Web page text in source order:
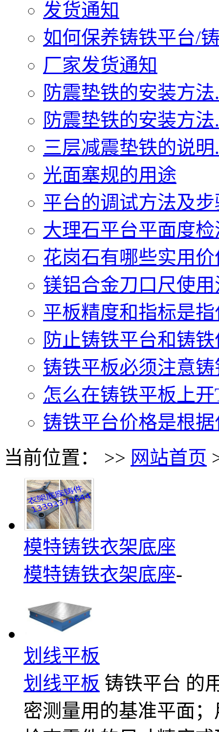
发货通知
如何保养铸铁平台/
厂家发货通知
防震垫铁的安装方法
防震垫铁的安装方法
三层减震垫铁的说明
光面塞规的用途
平台的调试方法及步
大理石平台平面度
花岗石有哪些实用价
镁铝合金刀口尺使
平板精度和指标是
防止铸铁平台和铸
铸铁平板必须注意
怎么在铸铁平板上
铸铁平台价格是根
当前位置： >> 网站首页
模特铸铁衣架底座
模特铸铁衣架底座-
划线平板
划线平板 铸铁平台 的
密测量用的基准平面